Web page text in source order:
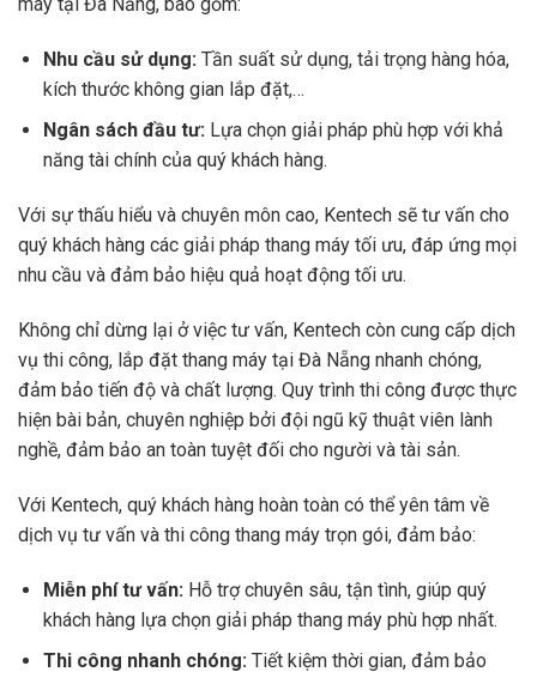
Nhu cầu sử dụng:Tần suất sử dụng, tải trọng hàng hóa,
kích thước không gian lắp đặt,…
Ngân sách đầu tư:Lựa chọn giải pháp phù hợp với khả
năng tài chính của quý khách hàng.
Với sự thấu hiểu và chuyên môn cao, Kentech sẽ tư vấn cho
quý khách hàng các giải pháp thang máy tối ưu, đáp ứng mọi
nhu cầu và đảm bảo hiệu quả hoạt động tối ưu.
Không chỉ dừng lại ở việc tư vấn, Kentech còn cung cấp dịch
vụ thi công, lắp đặt thang máy tại Đà Nẵng nhanh chóng,
đảm bảo tiến độ và chất lượng. Quy trình thi công được thực
hiện bài bản, chuyên nghiệp bởi đội ngũ kỹ thuật viên lành
nghề, đảm bảo an toàn tuyệt đối cho người và tài sản.
Với Kentech, quý khách hàng hoàn toàn có thể yên tâm về
dịch vụ tư vấn và thi công thang máy trọn gói, đảm bảo:
Miễn phí tư vấn: Hỗ trợ chuyên sâu, tận tình, giúp quý
khách hàng lựa chọn giải pháp thang máy phù hợp nhất.
Thi công nhanh chóng:Tiết kiệm thời gian, đảm bảo